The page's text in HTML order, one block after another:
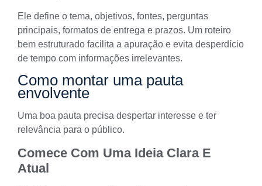
Ele define o tema, objetivos, fontes, perguntas
principais, formatos de entrega e prazos. Um roteiro
bem estruturado facilita a apuração e evita desperdício
de tempo com informações irrelevantes.
Como montar uma pauta
envolvente
Uma boa pauta precisa despertar interesse e ter
relevância para o público.
Comece Com Uma Ideia Clara E
Atual